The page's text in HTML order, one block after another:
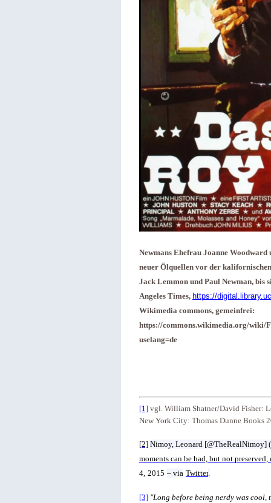
Newmans Ehefrau Joanne Woodward
neuer Ölquellen vor der
Jack Lemmon und Paul Newman, bis
Angeles Times, https://
Wikimedia commons, gemeinfrei:
https://commons.wikimedia.org/wiki/
uselang=de
[1] vgl. William Shatner/David Fisher:
New York City: Thomas Dunne Books
[2] Nimoy, Leonard [@TheRealNimoy]
moments can be had, but not
4, 2015 – via Twitter.
[3] "Long before being nerdy was